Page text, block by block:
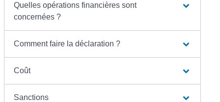
Quelles opérations financières sont
concernées ?
Comment faire la déclaration ?
Coût
Sanctions